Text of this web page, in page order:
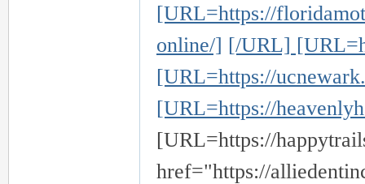
[URL=https://
online/] [/URL]
[URL=https://
[URL=https://
[URL=https://
href="https://